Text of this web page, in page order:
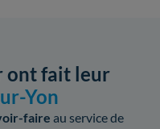
ont fait leur
Yon
faire au service de